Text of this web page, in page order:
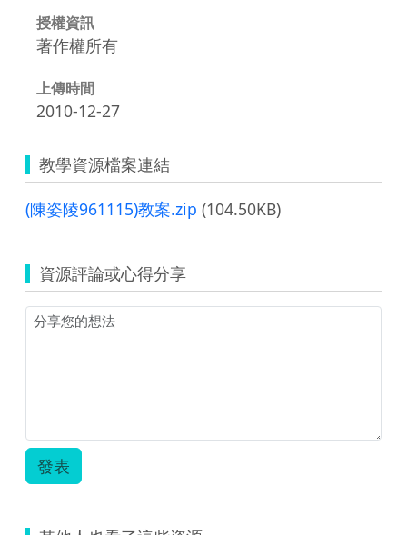
授權資訊
著作權所有
上傳時間
2010-12-27
教學資源檔案連結
(陳姿陵961115)教案.zip (104.50KB)
資源評論或心得分享
發表